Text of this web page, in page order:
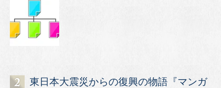
東日本大震災からの復興の物語『マンガ